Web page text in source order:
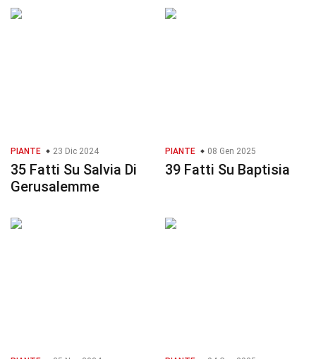
PIANTE 23 Dic 2024
35 Fatti Su Salvia Di
Gerusalemme
PIANTE 08 Gen 2025
39 Fatti Su Baptisia